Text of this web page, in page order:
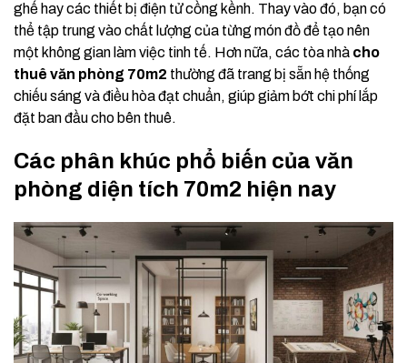
ghế hay các thiết bị điện tử cồng kềnh. Thay vào đó, bạn có
thể tập trung vào chất lượng của từng món đồ để tạo nên
một không gian làm việc tinh tế. Hơn nữa, các tòa nhà cho
thuê văn phòng 70m2 thường đã trang bị sẵn hệ thống
chiếu sáng và điều hòa đạt chuẩn, giúp giảm bớt chi phí lắp
đặt ban đầu cho bên thuê.
Các phân khúc phổ biến của văn
phòng diện tích 70m2 hiện nay